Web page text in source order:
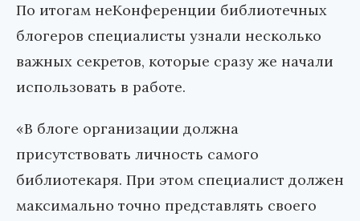
По итогам неКонференции библиотечных
блогеров специалисты узнали несколько
важных секретов, которые сразу же начали
использовать в работе.
«В блоге организации должна
присутствовать личность самого
библиотекаря. При этом специалист должен
максимально точно представлять своего